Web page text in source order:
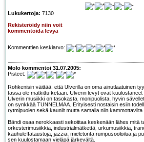
Lukukertoja: 7130
Rekisteröidy niin voit
kommentoida levyä
Kommenttien keskiarvo:
Molo kommentoi 31.07.2005:
Pisteet:
Rohkenisin väittää, että Ulverilla on oma ainutlaatuinen
tässä ole matkittu ketään. Ulverin levyt ovat kuulostaneet
Ulverin musiikki on tasokasta, monipuolista, hyvin
on synkkää TUNNELMAA. Erityisesti nostaisin esiin
rytmipuolen sekä kauniit mutta samalla niin kammottavilta
Bändi osaa nerokkaasti sekoittaa keskenään lähes mitä
orkesterimusiikkia, industrialmätkettä, urkumusiikkia,
kauhuleffataustoja, jazzia, mieletöntä rumpusooloilua ja
sen kuulostamaan vieläpä järkevältä.